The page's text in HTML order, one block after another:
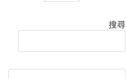
搜尋